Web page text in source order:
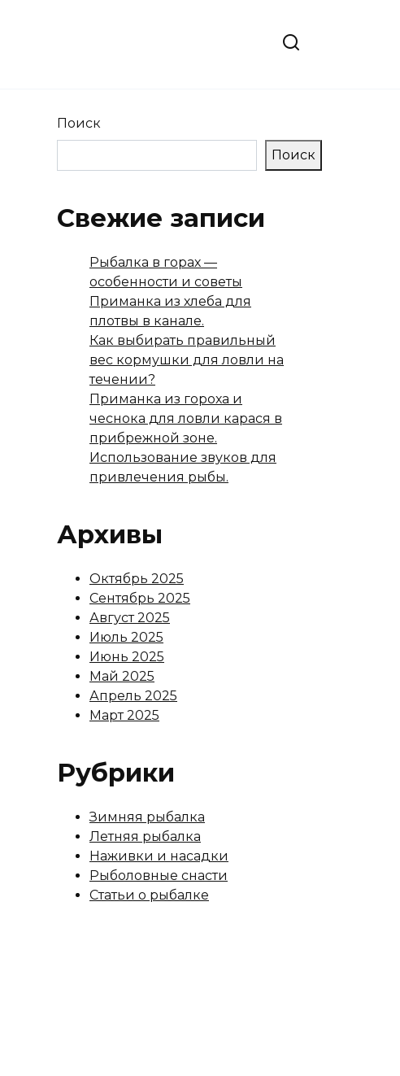
Поиск
Поиск
Свежие записи
Рыбалка в горах —
особенности и советы
Приманка из хлеба для
плотвы в канале.
Как выбирать правильный
вес кормушки для ловли на
течении?
Приманка из гороха и
чеснока для ловли карася в
прибрежной зоне.
Использование звуков для
привлечения рыбы.
Архивы
Октябрь 2025
Сентябрь 2025
Август 2025
Июль 2025
Июнь 2025
Май 2025
Апрель 2025
Март 2025
Рубрики
Зимняя рыбалка
Летняя рыбалка
Наживки и насадки
Рыболовные снасти
Статьи о рыбалке